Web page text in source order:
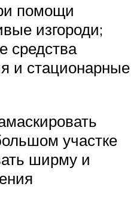
помощи
изгороди;
средства
и стационарные
участке
ширму и